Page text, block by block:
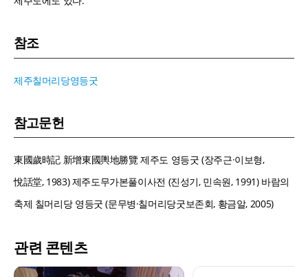
참조
제주칠머리당영등굿
참고문헌
東國歲時記 新增東國輿地勝覽 제주도 영등굿 (장주근·이보형,
悅話堂, 1983) 제주도무가본풀이사전 (진성기, 민속원, 1991) 바람의
축제 칠머리당 영등굿 (문무병·칠머리당굿보존회, 황금알, 2005)
관련 콘텐츠